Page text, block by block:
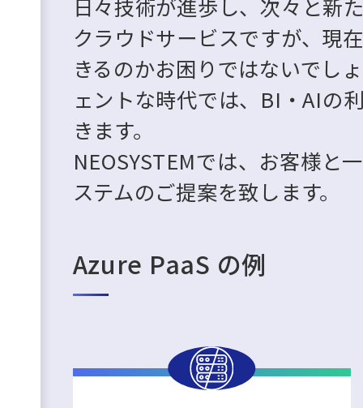
日々技術が進歩し、次々と新
クラウドサービスですが、現
きるのかお困りではないでし
ェントな時代では、BI・AIの
きます。
NEOSYSTEMでは、お客様と
ステムのご提案を致します。
Azure PaaS の例